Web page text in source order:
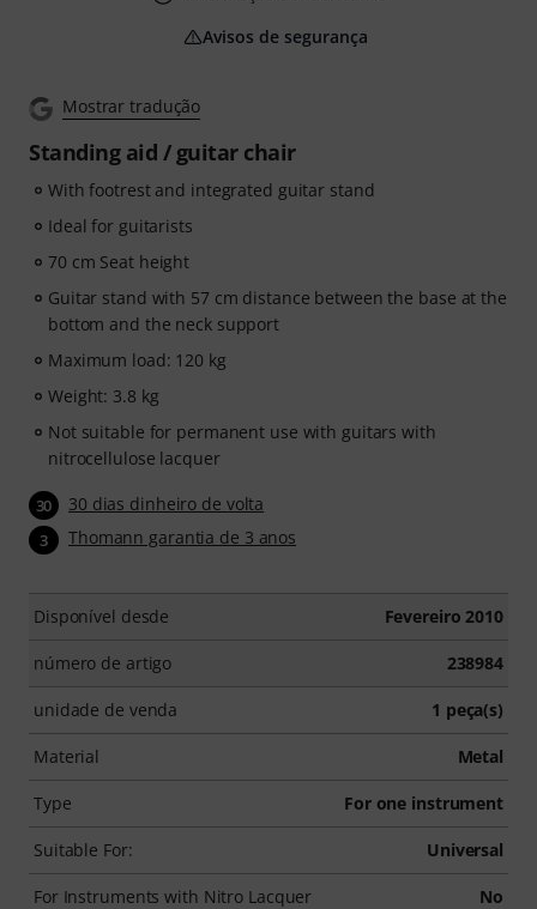
Mostrar tradução
Standing aid / guitar chair
With footrest and integrated guitar stand
Ideal for guitarists
70 cm Seat height
Guitar stand with 57 cm distance between the base at the
bottom and the neck support
Maximum load: 120 kg
Weight: 3.8 kg
Not suitable for permanent use with guitars with
nitrocellulose lacquer
30 30 dias dinheiro de volta
3 Thomann garantia de 3 anos
Disponível desde Fevereiro 2010
número de artigo 238984
unidade de venda 1 peça(s)
Material Metal
Type For one instrument
Suitable For: Universal
For Instruments with Nitro Lacquer No
Avisos de segurança